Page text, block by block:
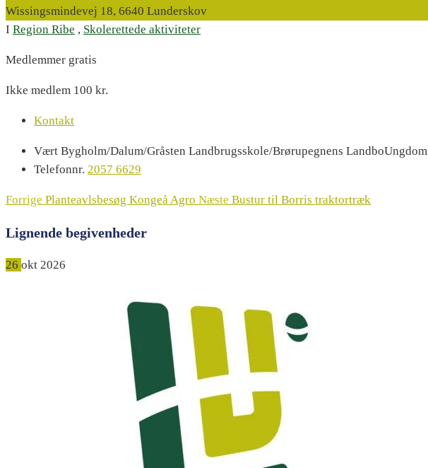
Wissingsmindevej 18, 6640 Lunderskov
I Region Ribe , Skolerettede aktiviteter
Medlemmer gratis
Ikke medlem 100 kr.
Kontakt
Vært Bygholm/Dalum/Gråsten Landbrugsskole/Brørupegnens LandboUngdom
Telefonnr. 2057 6629
Forrige Planteavlsbesøg Kongeå Agro Næste Bustur til Borris traktortræk
Lignende begivenheder
26 okt 2026